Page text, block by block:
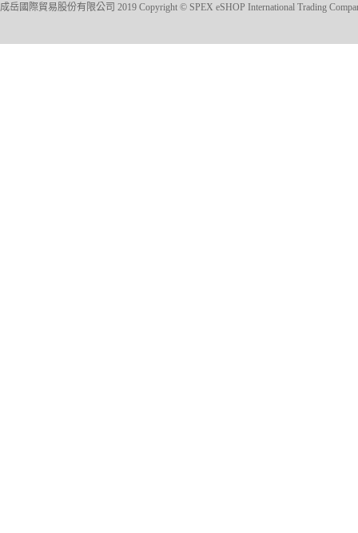
成岳國際貿易股份有限公司 2019 Copyright © SPEX eSHOP International Trading